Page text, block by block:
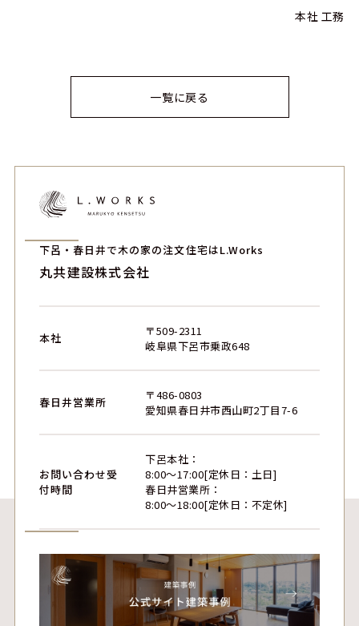
本社 工務
一覧に戻る
下呂・春日井で木の家の注文住宅はL.Works
丸共建設株式会社
本社
〒509-2311
岐阜県下呂市乗政648
春日井営業所
〒486-0803
愛知県春日井市西山町2丁目7-6
お問い合わせ受
付時間
下呂本社：
8:00〜17:00[定休日：土日]
春日井営業所：
8:00〜18:00[定休日：不定休]